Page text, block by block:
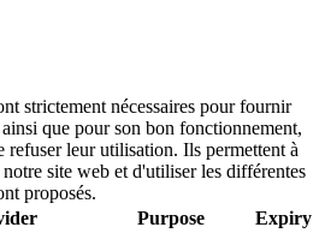
strictement nécessaires pour fournir
que pour son bon fonctionnement,
refuser leur utilisation. Ils permettent à
site web et d'utiliser les différentes
proposés.
Purpose Expiry